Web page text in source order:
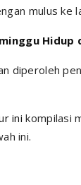
mulus ke
Hidup
diperoleh
ini kompilasi
ini.